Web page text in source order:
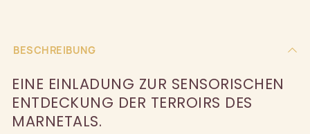
BESCHREIBUNG
EINE EINLADUNG ZUR SENSORISCHEN
ENTDECKUNG DER TERROIRS DES
MARNETALS.